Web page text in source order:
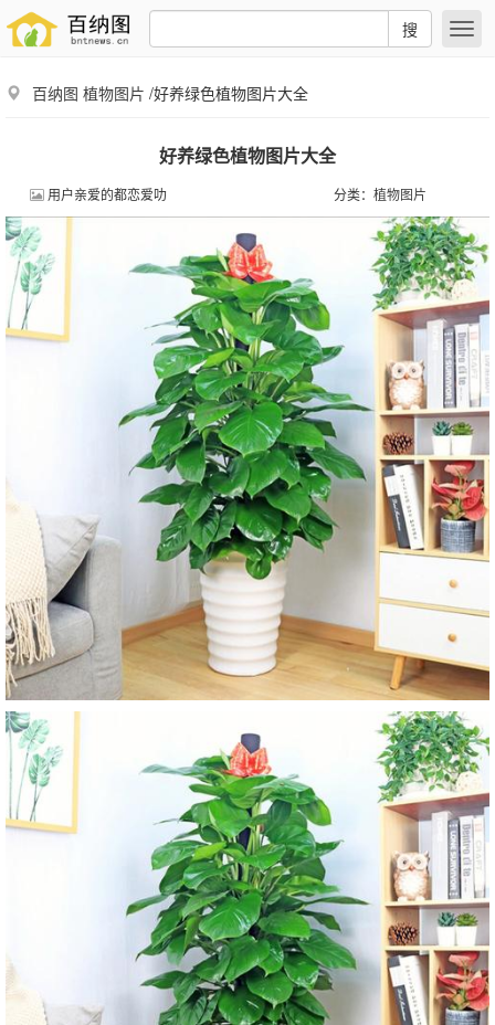
搜
百纳图 植物图片 /好养绿色植物图片大全
好养绿色植物图片大全
用户亲爱的都恋爱叻 分类： 植物图片